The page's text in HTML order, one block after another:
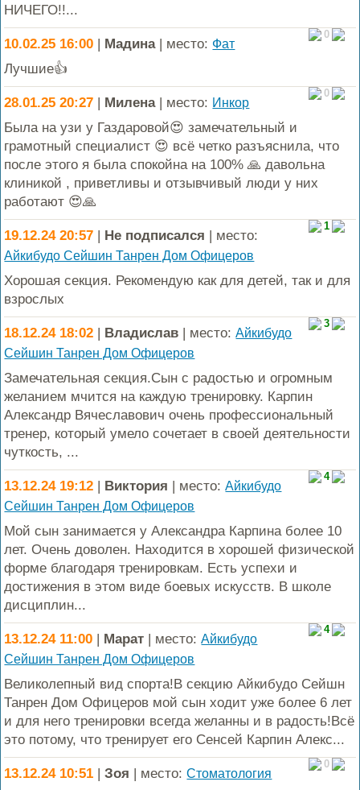
НИЧЕГО!!...
0
10.02.25 16:00 | Мадина | место: Фат
Лучшие👍
0
28.01.25 20:27 | Милена | место: Инкор
Была на узи у Газдаровой😍 замечательный и
грамотный специалист 😍 всё четко разъяснила, что
после этого я была спокойна на 100% 🙏 давольна
клиникой , приветливы и отзывчивый люди у них
работают 😍🙏
1
19.12.24 20:57 | Не подписался | место:
Айкибудо Сейшин Танрен Дом Офицеров
Хорошая секция. Рекомендую как для детей, так и для
взрослых
3
18.12.24 18:02 | Владислав | место:Айкибудо
Сейшин Танрен Дом Офицеров
Замечательная секция.Сын с радостью и огромным
желанием мчится на каждую тренировку. Карпин
Александр Вячеславович очень профессиональный
тренер, который умело сочетает в своей деятельности
чуткость, ...
4
13.12.24 19:12 | Виктория | место:Айкибудо
Сейшин Танрен Дом Офицеров
Мой сын занимается у Александра Карпина более 10
лет. Очень доволен. Находится в хорошей физической
форме благодаря тренировкам. Есть успехи и
достижения в этом виде боевых искусств. В школе
дисциплин...
4
13.12.24 11:00 | Марат | место:Айкибудо
Сейшин Танрен Дом Офицеров
Великолепный вид спорта!В секцию Айкибудо Сейшн
Танрен Дом Офицеров мой сын ходит уже более 6 лет
и для него тренировки всегда желанны и в радость!Всё
это потому, что тренирует его Сенсей Карпин Алекс...
0
13.12.24 10:51 |Зоя | место:Стоматология